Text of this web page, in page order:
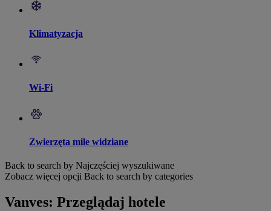
Klimatyzacja
Wi-Fi
Zwierzęta mile widziane
Back to search by Najczęściej wyszukiwane
Zobacz więcej opcji Back to search by categories
Vanves: Przeglądaj hotele